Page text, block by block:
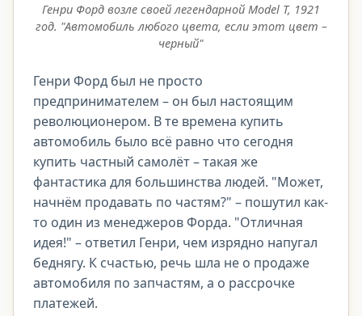
Генри Форд возле своей легендарной Model T, 1921
год. "Автомобиль любого цвета, если этот цвет –
черный"
Генри Форд был не просто
предпринимателем – он был настоящим
революционером. В те времена купить
автомобиль было всё равно что сегодня
купить частный самолёт – такая же
фантастика для большинства людей. "Может,
начнём продавать по частям?" – пошутил как-
то один из менеджеров Форда. "Отличная
идея!" – ответил Генри, чем изрядно напугал
беднягу. К счастью, речь шла не о продаже
автомобиля по запчастям, а о рассрочке
платежей.